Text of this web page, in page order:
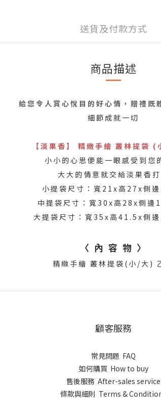
送貨及付款方式
商品描述
給您令人賞心悅目的好心情，贈禮既
細節成就一切
【淡果香】 精緻手繪 叢林提袋
小小的心思便能一眼感受到您
大大的情意就交給淡果香
小提袋尺寸：寬21x高27x側
中提袋尺寸：寬30x高28x側邊
大提袋尺寸：寬35x高41.5x側
〈 內 容 物 〉
精緻手繪 叢林提袋(小/大)
顧客服務
常見問題 FAQ
如何購買 How to buy
售後服務 After-sales service
條款與細則 Terms &